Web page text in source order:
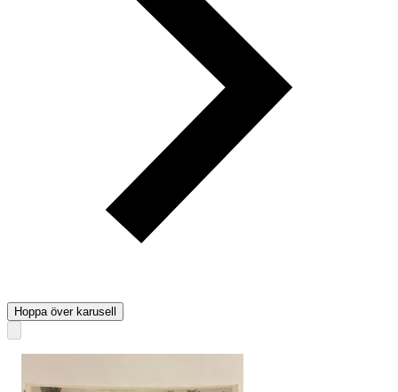
Hoppa över karusell